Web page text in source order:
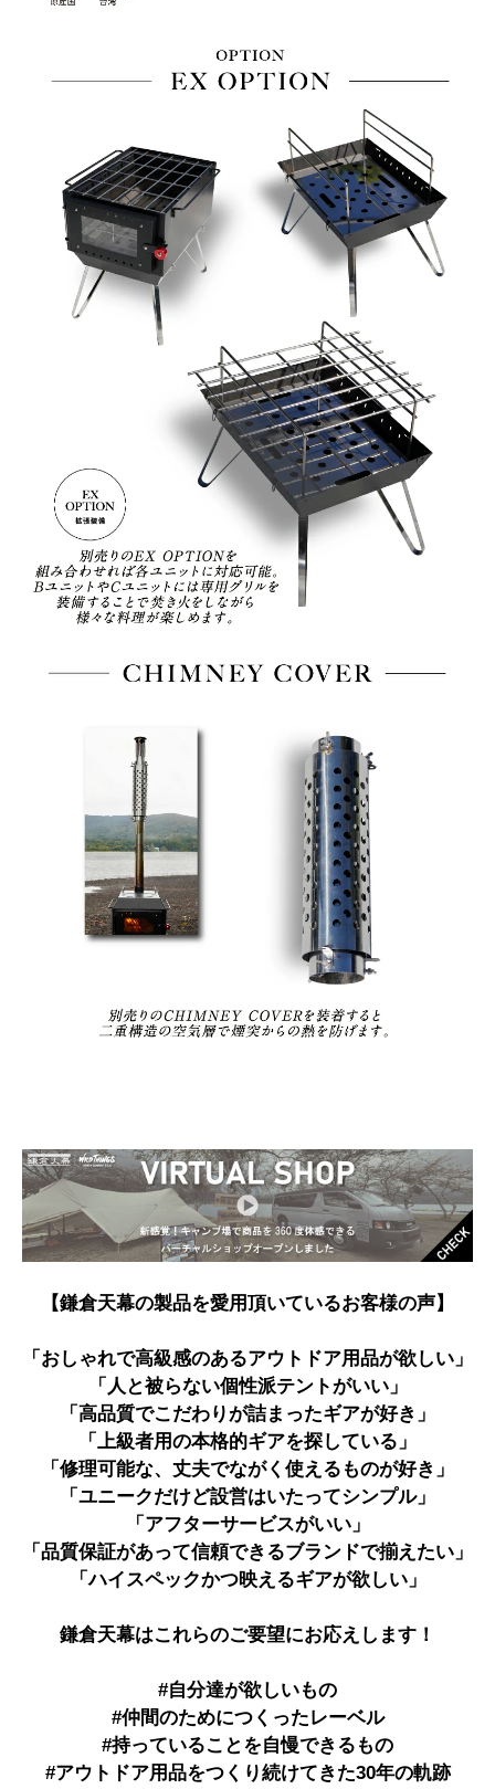
【鎌倉天幕の製品を愛用頂いているお客様の声】
「おしゃれで高級感のあるアウトドア用品が欲しい」
「人と被らない個性派テントがいい」
「高品質でこだわりが詰まったギアが好き」
「上級者用の本格的ギアを探している」
「修理可能な、丈夫でながく使えるものが好き」
「ユニークだけど設営はいたってシンプル」
「アフターサービスがいい」
「品質保証があって信頼できるブランドで揃えたい」
「ハイスペックかつ映えるギアが欲しい」
鎌倉天幕はこれらのご要望にお応えします！
#自分達が欲しいもの
#仲間のためにつくったレーベル
#持っていることを自慢できるもの
#アウトドア用品をつくり続けてきた30年の軌跡